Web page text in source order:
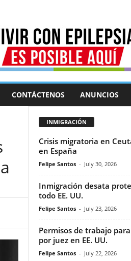
CONTÁCTENOS ANUNCIOS
INMIGRACIÓN
Crisis migratoria en
en España
Felipe Santos - July 30, 2026
Inmigración desata
todo EE. UU.
Felipe Santos - July 23, 2026
Permisos de trabajo
por juez en EE. UU.
Felipe Santos - July 22, 2026